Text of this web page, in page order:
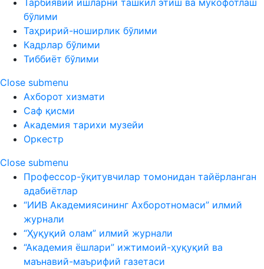
Тарбиявий ишларни ташкил этиш ва мукофотлаш
бўлими
Таҳририй-ноширлик бўлими
Кадрлар бўлими
Тиббиёт бўлими
Close submenu
Ахборот хизмати
Саф қисми
Академия тарихи музейи
Оркестр
Close submenu
Профессор-ўқитувчилар томонидан тайёрланган
адабиётлар
“ИИВ Академиясининг Ахборотномаси” илмий
журнали
“Ҳуқуқий олам” илмий журнали
“Академия ёшлари” ижтимоий-ҳуқуқий ва
маънавий-маърифий газетаси